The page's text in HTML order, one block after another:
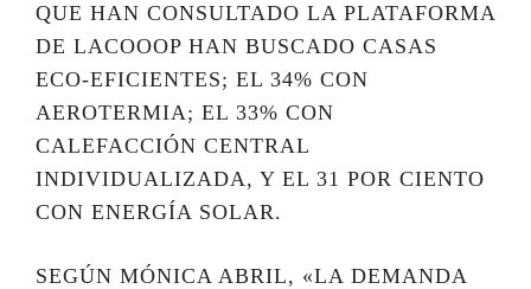
QUE HAN CONSULTADO LA PLATAFORMA
DE LACOOOP HAN BUSCADO CASAS
ECO-EFICIENTES; EL 34% CON
AEROTERMIA; EL 33% CON
CALEFACCIÓN CENTRAL
INDIVIDUALIZADA, Y EL 31 POR CIENTO
CON ENERGÍA SOLAR.
SEGÚN MÓNICA ABRIL, «LA DEMANDA